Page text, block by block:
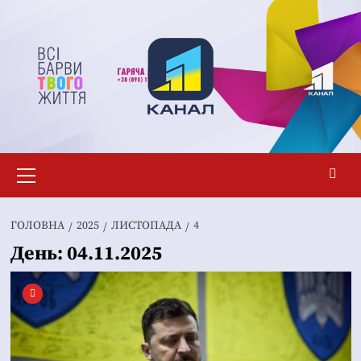
вмісту
меню
ГОЛОВНА 2025 ЛИСТОПАДА 4
День: 04.11.2025